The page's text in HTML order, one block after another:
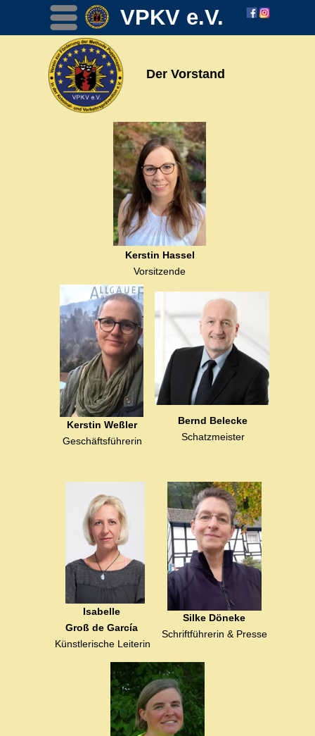
VPKV e.V.
Der Vorstand
Kerstin Weßler
Geschäftsführerin
Isabelle
Groß de García
Künstlerische Leiterin
Kerstin Hassel
Vorsitzende
Bernd Belecke
Schatzmeister
Silke Döneke
Schriftführerin & Presse